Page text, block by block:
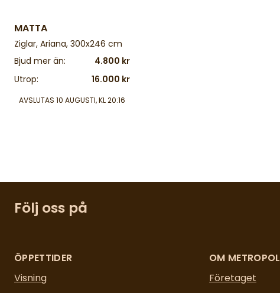
MATTA
Ziglar, Ariana, 300x246 cm
Bjud mer än:
4.800 kr
Utrop:
16.000 kr
AVSLUTAS 10 AUGUSTI, KL 20:16
Följ oss på
ÖPPETTIDER
Visning
OM METROPOL
Företaget